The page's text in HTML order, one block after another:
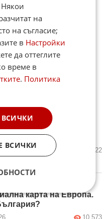
работата на 9
Toyota в Япония
1 122
карта на Европа.
10 573
Някои
на
на съгласие;
в Настройки
да оттеглите
време в
. Политика
ВСИЧКИ
ВСИЧКИ